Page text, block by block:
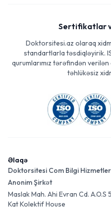
Sertifikatlar
Doktorsitesi.az olaraq
standartlarla təsdiqləyirik.
qurumlarımız tərəfindən
təhlükəsiz
Əlaqə
Doktorsitesi Com Bilgi
Anonim Şirkət
Maslak Mah. Ahi Evran Cd.
Kat Kolektif House